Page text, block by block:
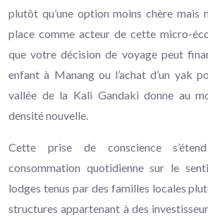
plutôt qu’une option moins chère mais
place comme acteur de cette micro-
que votre décision de voyage peut
enfant à Manang ou l’achat d’un yak
vallée de la Kali Gandaki donne au
densité nouvelle.
Cette prise de conscience
consommation quotidienne sur le
lodges tenus par des familles locales
structures appartenant à des